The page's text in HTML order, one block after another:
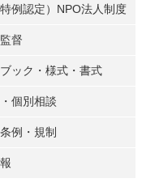
例認定）NPO法人制度
督
ック・様式・書式
個別相談
例・規制